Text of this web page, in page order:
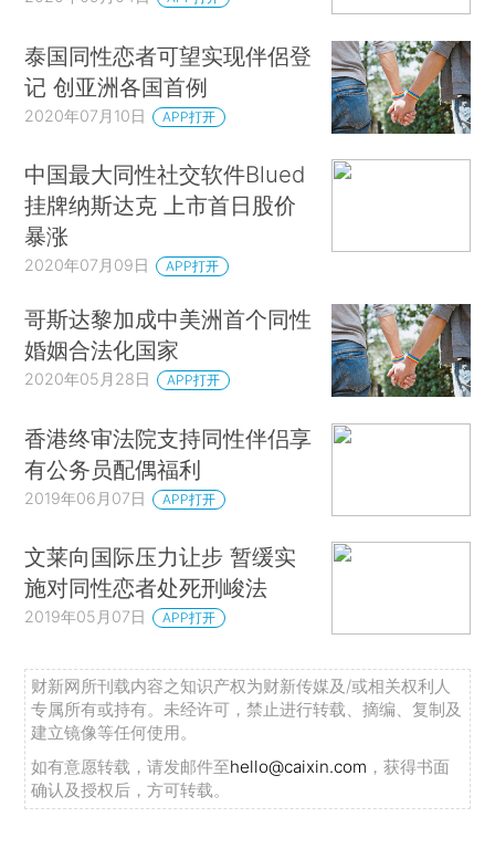
泰国同性恋者可望实现伴侶登
记 创亚洲各国首例
2020年07月10日 APP打开
中国最大同性社交软件Blued
挂牌纳斯达克 上市首日股价
暴涨
2020年07月09日 APP打开
哥斯达黎加成中美洲首个同性
婚姻合法化国家
2020年05月28日 APP打开
香港终审法院支持同性伴侣享
有公务员配偶福利
2019年06月07日 APP打开
文莱向国际压力让步 暂缓实
施对同性恋者处死刑峻法
2019年05月07日 APP打开
财新网所刊载内容之知识产权为财新传媒及/或相关权利人
专属所有或持有。未经许可，禁止进行转载、摘编、复制及
建立镜像等任何使用。
如有意愿转载，请发邮件至hello@caixin.com ，获得书面
确认及授权后，方可转载。